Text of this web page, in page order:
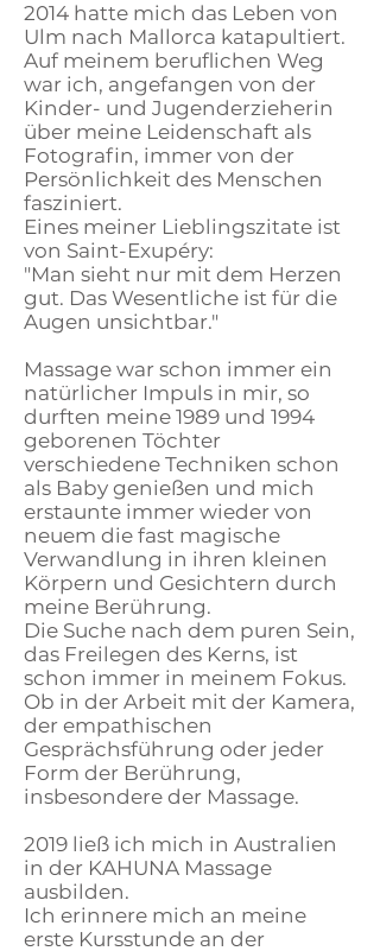
2014 hatte mich das Leben von
Ulm nach Mallorca katapultiert.
Auf meinem beruflichen Weg
war ich, angefangen von der
Kinder- und Jugenderzieherin
über meine Leidenschaft als
Fotografin, immer von der
Persönlichkeit des Menschen
fasziniert.
Eines meiner Lieblingszitate ist
von Saint-Exupéry:
"Man sieht nur mit dem Herzen
gut. Das Wesentliche ist für die
Augen unsichtbar."
Massage war schon immer ein
natürlicher Impuls in mir, so
durften meine 1989 und 1994
geborenen Töchter
verschiedene Techniken schon
als Baby genießen und mich
erstaunte immer wieder von
neuem die fast magische
Verwandlung in ihren kleinen
Körpern und Gesichtern durch
meine Berührung.
Die Suche nach dem puren Sein,
das Freilegen des Kerns, ist
schon immer in meinem Fokus.
Ob in der Arbeit mit der Kamera,
der empathischen
Gesprächsführung oder jeder
Form der Berührung,
insbesondere der Massage.
2019 ließ ich mich in Australien
in der KAHUNA Massage
ausbilden.
Ich erinnere mich an meine
erste Kursstunde an der